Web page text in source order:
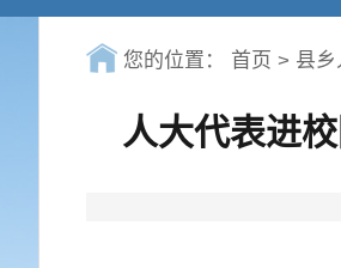
您的位置： 首页 > 县乡
人大代表进